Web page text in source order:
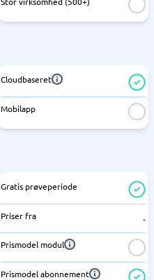
Cloudbaseret
Mobilapp
Gratis prøveperiode
Priser fra -
Prismodel modul
Prismodel abonnement